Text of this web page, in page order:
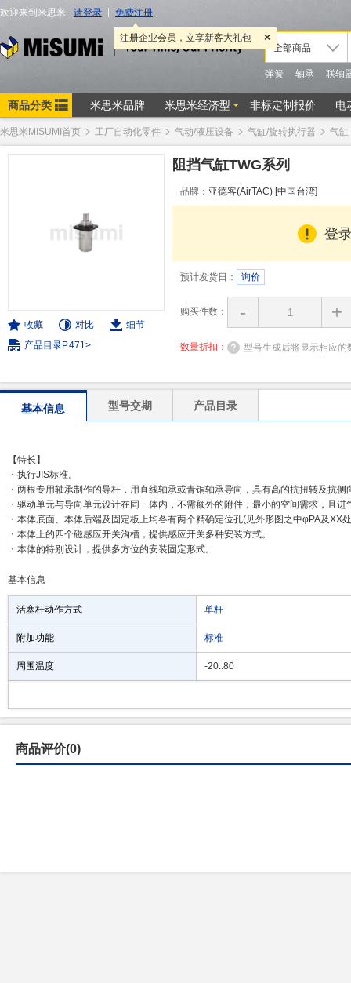
米思米MISUMI首页 工厂自动化零件 气动/液压设备 气缸/旋转执行器 气缸
收藏 对比
细节
产品目录P.471>
阻挡气缸TWG系列
品牌： 亚德客(AirTAC) [中国台湾]
登
预计发货日： 询价
购买件数： - +
数量折扣： 型号生成后将显示相应的
基本信息 型号交期 产品目录
【特长】
・执行JIS标准。
・两根专用轴承制作的导杆，用直线轴承或青铜轴承导向，具有高的抗扭转及抗侧
・驱动单元与导向单元设计在同一体内，不需额外的附件，最小的空间需求，且
・本体底面、本体后端及固定板上均各有两个精确定位孔(见外形图之中φPA及XX
・本体上的四个磁感应开关沟槽，提供感应开关多种安装方式。
・本体的特别设计，提供多方位的安装固定形式。
基本信息
活塞杆动作方式 单杆
附加功能 标准
周围温度 -20::80
商品评价(0)